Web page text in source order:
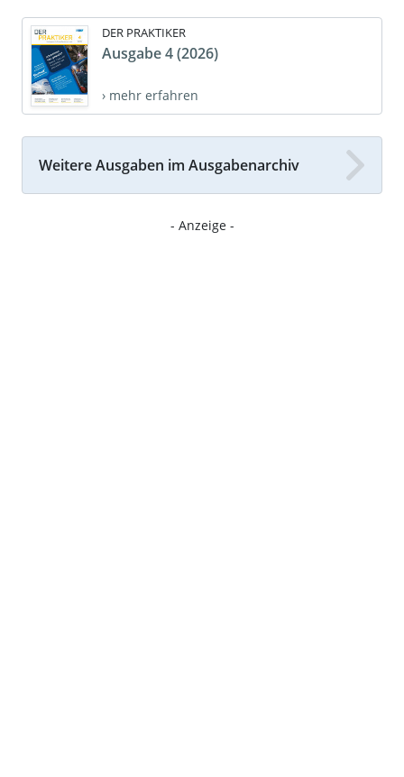
DER PRAKTIKER
Ausgabe 4 (2026)
› mehr erfahren
Weitere Ausgaben im Ausgabenarchiv
- Anzeige -